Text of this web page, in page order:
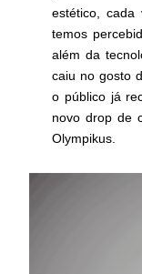
estético,
temos
além da
caiu no gosto
o público já
novo drop de
Olympikus.